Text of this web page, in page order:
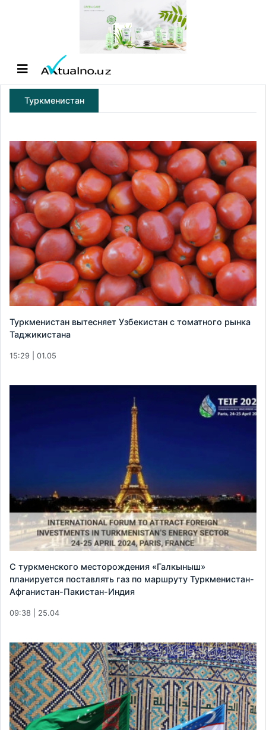
Туркменистан
Туркменистан вытесняет Узбекистан с томатного рынка
Таджикистана
15:29 | 01.05
С туркменского месторождения «Галкыныш»
планируется поставлять газ по маршруту Туркменистан-
Афганистан-Пакистан-Индия
09:38 | 25.04